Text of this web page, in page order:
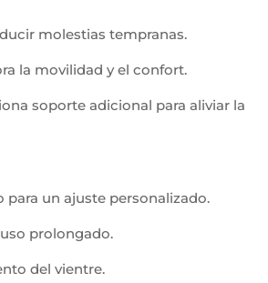
molestias tempranas.
la movilidad y el confort.
soporte adicional para aliviar la
un ajuste personalizado.
prolongado.
del vientre.